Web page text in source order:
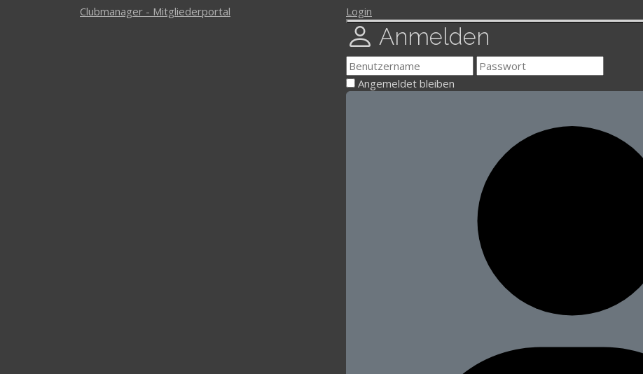
Clubmanager - Mitgliederportal Login
Anmelden
Angemeldet bleiben